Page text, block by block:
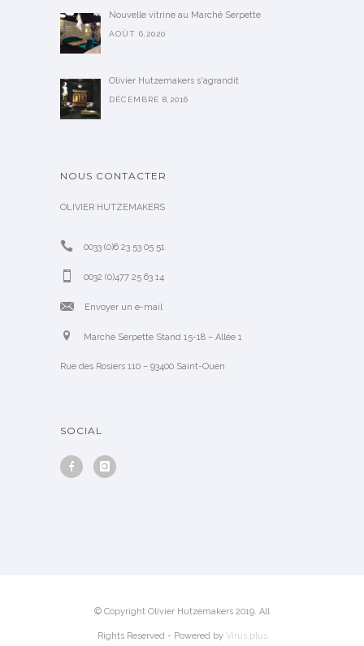
Nouvelle vitrine au Marché Serpette
AOÛT 6,2020
Olivier Hutzemakers s'agrandit
DÉCEMBRE 8,2016
NOUS CONTACTER
OLIVIER HUTZEMAKERS
0033 (0)6 23 53 05 51
0032 (0)477 25 63 14
Envoyer un e-mail
Marché Serpette Stand 15-18 – Allée 1
Rue des Rosiers 110 – 93400 Saint-Ouen
SOCIAL
© Copyright Olivier Hutzemakers 2019. All
Rights Reserved - Powered by Virus.plus